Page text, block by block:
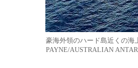
豪海外領のハード島近くの海
PAYNE/AUSTRALIAN